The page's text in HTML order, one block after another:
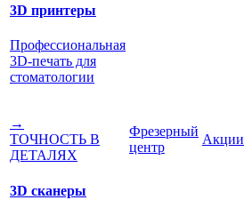
3D принтеры
Профессиональная
3D-печать для
стоматологии
→
ТОЧНОСТЬ В
ДЕТАЛЯХ
3D сканеры
Фрезерный
центр
Акции